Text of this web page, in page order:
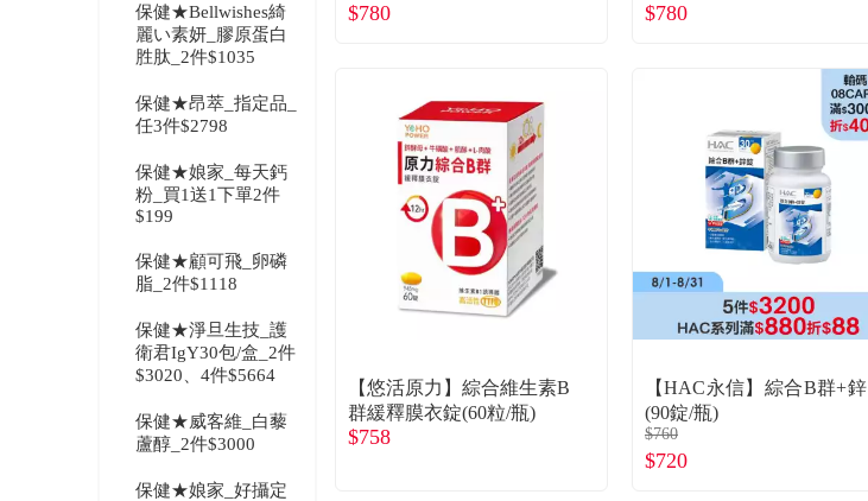
保健★Bellwishes綺
麗い素妍_膠原蛋白
胜肽_2件$1035
保健★昂萃_指定品_
任3件$2798
保健★娘家_每天鈣
粉_買1送1下單2件
$199
保健★顧可飛_卵磷
脂_2件$1118
保健★淨旦生技_護
衛君IgY30包/盒_2件
$3020、4件$5664
保健★威客維_白藜
蘆醇_2件$3000
保健★娘家_好攝定
直送
$780
粒/瓶)
$780
【悠活原力】綜合維生素B
群緩釋膜衣錠(60粒/瓶)
$758
【HAC永信】綜合B群+鋅
(90錠/瓶)
$760
$720